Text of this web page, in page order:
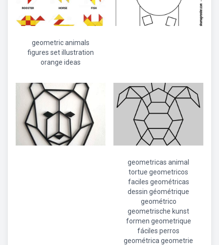
geometric animals
figures set illustration
orange ideas
geometricas animal
tortue geometricos
faciles geométricas
dessin géométrique
geométrico
geometrische kunst
formen geometrique
fáciles perros
geométrica geometrie